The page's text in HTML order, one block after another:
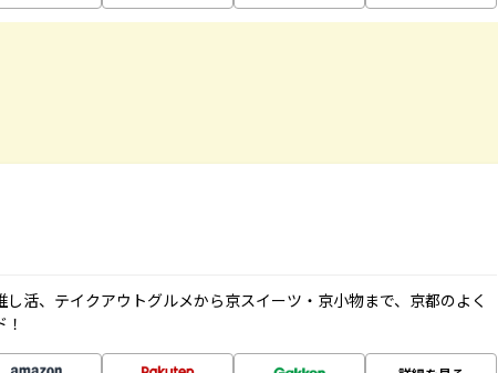
活、テイクアウトグルメから京スイーツ・京小物まで、京都のよく